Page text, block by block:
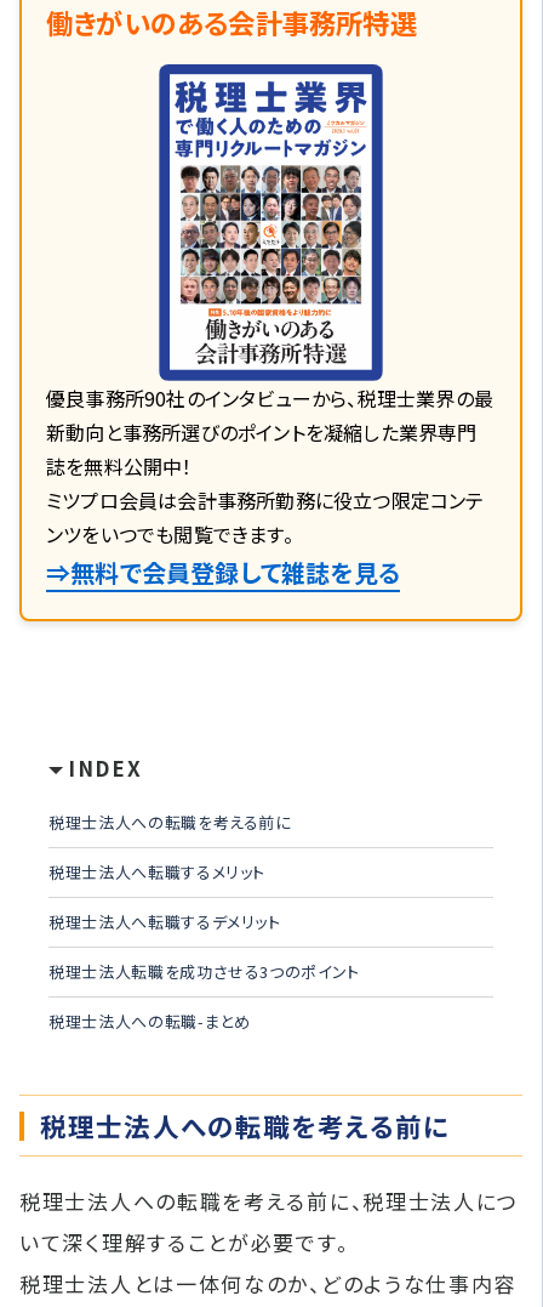
働きがいのある会計事務所特選
優良事務所90社のインタビューから、税理士業界の最
新動向と事務所選びのポイントを凝縮した業界専門
誌を無料公開中！
ミツプロ会員は会計事務所勤務に役立つ限定コンテ
ンツをいつでも閲覧できます。
⇒無料で会員登録して雑誌を見る
INDEX
税理士法人への転職を考える前に
税理士法人へ転職するメリット
税理士法人へ転職するデメリット
税理士法人転職を成功させる3つのポイント
税理士法人への転職-まとめ
税理士法人への転職を考える前に
税理士法人への転職を考える前に、税理士法人につ
いて深く理解することが必要です。
税理士法人とは一体何なのか、どのような仕事内容